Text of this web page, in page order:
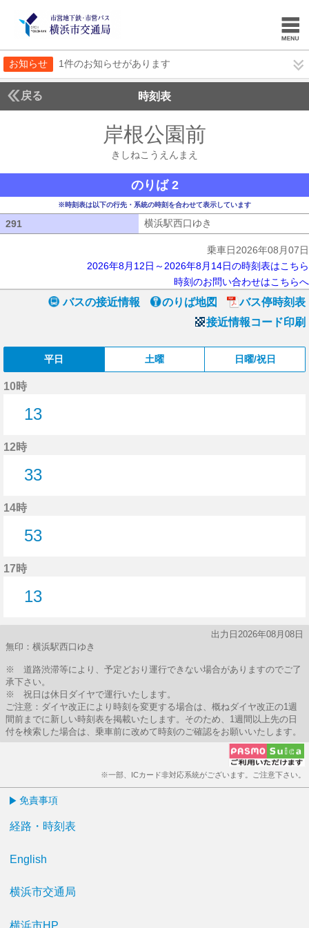
お知らせ 1件のお知らせがあります
戻る 時刻表
岸根公園前
きしねこうえんまえ
のりば 2
※時刻表は以下の行先・系統の時刻を合わせて表示しています
291 横浜駅西口ゆき
乗車日2026年08月07日
2026年8月12日～2026年8月14日の時刻表はこちら
時刻のお問い合わせはこちらへ
バスの接近情報 のりば地図
バス停時刻表
接近情報コード印刷
平日 土曜 日曜/祝日
10時
13
12時
33
14時
53
17時
13
出力日2026年08月08日
無印：横浜駅西口ゆき
※ 道路渋滞等により、予定どおり運行できない場合がありますのでご了
承下さい。
※ 祝日は休日ダイヤで運行いたします。
ご注意：ダイヤ改正により時刻を変更する場合は、概ねダイヤ改正の1週
間前までに新しい時刻表を掲載いたします。そのため、1週間以上先の日
付を検索した場合は、乗車前に改めて時刻のご確認をお願いいたします。
※一部、ICカード非対応系統がございます。ご注意下さい。
免責事項
経路・時刻表
English
横浜市交通局
横浜市HP